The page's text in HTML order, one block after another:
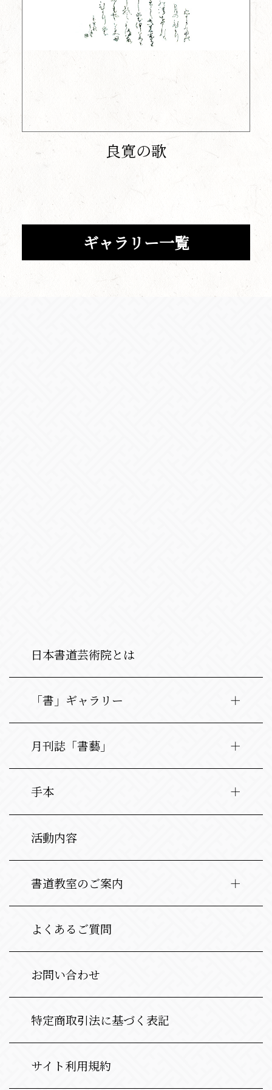
良寛の歌
ギャラリー一覧
日本書道芸術院とは
「書」ギャラリー
月刊誌「書藝」
手本
活動内容
書道教室のご案内
よくあるご質問
お問い合わせ
特定商取引法に基づく表記
サイト利用規約